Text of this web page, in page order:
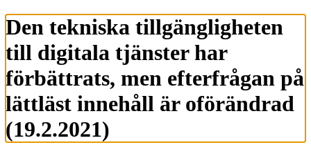
Den tekniska tillgängligheten
till digitala tjänster har
förbättrats, men efterfrågan på
lättläst innehåll är oförändrad
(19.2.2021)